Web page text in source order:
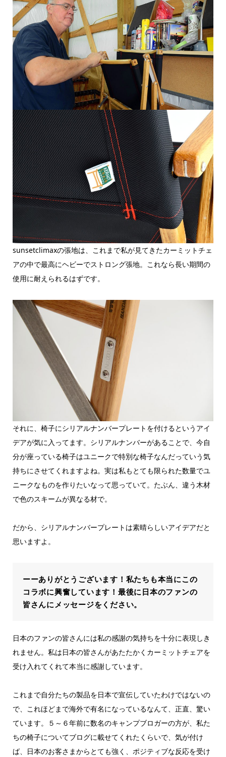
sunsetclimaxの張地は、これまで私が見てきたカーミットチェ
アの中で最高にヘビーでストロング張地。これなら長い期間の
使用に耐えられるはずです。
それに、椅子にシリアルナンバープレートを付けるというアイ
デアが気に入ってます。シリアルナンバーがあることで、今自
分が座っている椅子はユニークで特別な椅子なんだっていう気
持ちにさせてくれますよね。実は私もとても限られた数量でユ
ニークなものを作りたいなって思っていて。たぶん、違う木材
で色のスキームが異なる材で。
だから、シリアルナンバープレートは素晴らしいアイデアだと
思いますよ。
ーーありがとうございます！私たちも本当にこの
コラボに興奮しています！最後に日本のファンの
皆さんにメッセージをください。
日本のファンの皆さんには私の感謝の気持ちを十分に表現しき
れません。私は日本の皆さんがあたたかくカーミットチェアを
受け入れてくれて本当に感謝しています。
これまで自分たちの製品を日本で宣伝していたわけではないの
で、これほどまで海外で有名になっているなんて、正直、驚い
ています。５～６年前に数名のキャンプブロガーの方が、私た
ちの椅子についてブログに載せてくれたくらいで、気が付け
ば、日本のお客さまからとても強く、ポジティブな反応を受け